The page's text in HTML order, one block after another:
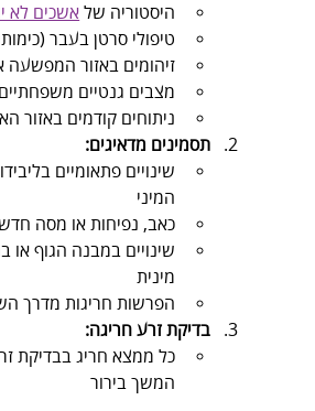
היסטוריה של אשכים לא
טיפולי סרטן בעבר
זיהומים באזור המפשעה
מצבים גנטיים משפחתיים
ניתוחים קודמים באזור
תסמינים מדאיגים:
שינויים פתאומיים
המיני
כאב, נפיחות או מסה
שינויים במבנה הגוף או
מינית
הפרשות חריגות מדרך
בדיקת זרע חריגה:
כל ממצא חריג בבדיקת
המשך בירור